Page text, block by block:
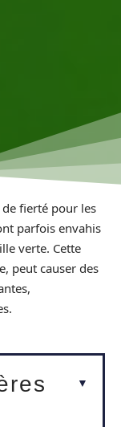
fierté pour les
parfois envahis
verte. Cette
peut causer des